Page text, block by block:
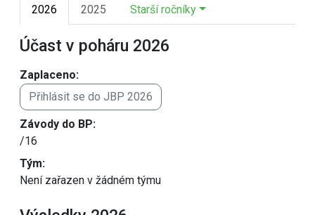
2026 2025 Starší ročníky
Účast v poháru 2026
Zaplaceno:
Přihlásit se do JBP 2026
Závody do BP:
/16
Tým:
Není zařazen v žádném týmu